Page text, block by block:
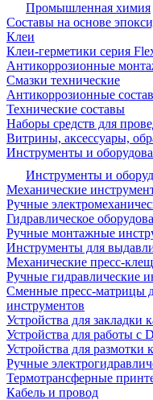
Промышленная химия
Составы на основе
Клеи
Клеи-герметики серия
Антикоррозионные
Смазки технические
Антикоррозионные
Технические составы
Наборы средств для
Витрины, аксессуары,
Инструменты и
Инструменты и
Механические
Ручные
Гидравлическое
Ручные монтажные
Инструменты для
Механические пресс-
Ручные гидравлические
Сменные пресс-матрицы
инструментов
Устройства для закладки
Устройства для работы с
Устройства для размотки
Ручные
Термотрансферные
Кабель и провод